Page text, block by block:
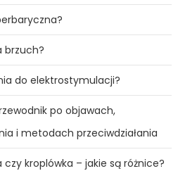
brzuch?
do elektrostymulacji?
po objawach,
i metodach przeciwdziałania
kroplówka – jakie są różnice?